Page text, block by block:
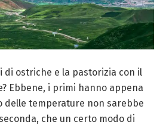
di ostriche e la pastorizia con il
Ebbene, i primi hanno appena
delle temperature non sarebbe
che un certo modo di